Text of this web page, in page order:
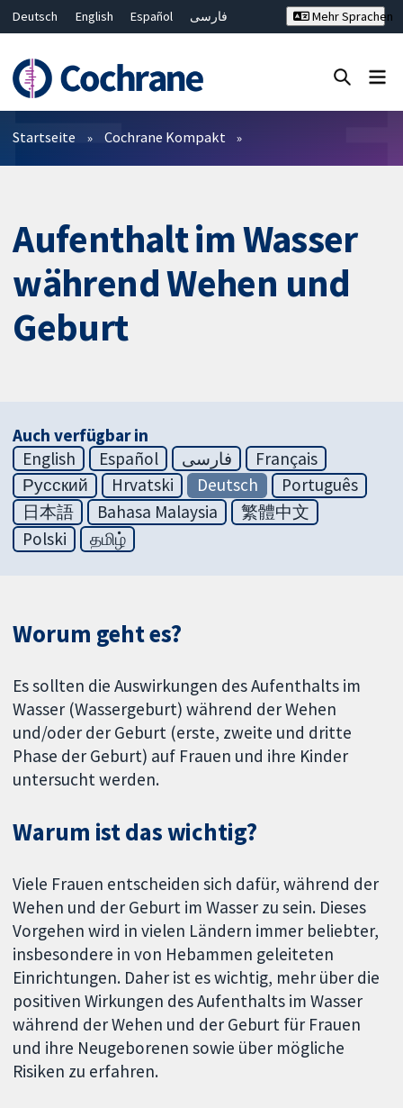
Deutsch English Español
فارسی
Bahasa Malaysia
ไทย
繁體中文
简体中文
Mehr Sprachen
Filter
Startseite Cochrane Kompakt
Aufenthalt im Wasser
während Wehen und
Geburt
Auch verfügbar in
English
Español فارسی
Français
Русский
Hrvatski Deutsch
Português
日本語
Bahasa Malaysia
繁體中文
Polski
தமிழ்
Worum geht es?
Es sollten die Auswirkungen des Aufenthalts im
Wasser (Wassergeburt) während der Wehen
und/oder der Geburt (erste, zweite und dritte
Phase der Geburt) auf Frauen und ihre Kinder
untersucht werden.
Warum ist das wichtig?
Viele Frauen entscheiden sich dafür, während der
Wehen und der Geburt im Wasser zu sein. Dieses
Vorgehen wird in vielen Ländern immer beliebter,
insbesondere in von Hebammen geleiteten
Einrichtungen. Daher ist es wichtig, mehr über die
positiven Wirkungen des Aufenthalts im Wasser
während der Wehen und der Geburt für Frauen
und ihre Neugeborenen sowie über mögliche
Risiken zu erfahren.